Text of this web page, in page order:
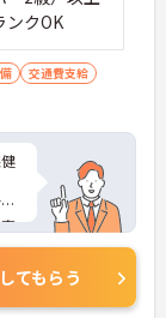
クOK
交通費支給
◎
てもらう